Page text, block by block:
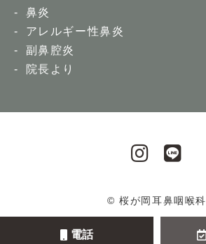
電話
鼻炎
アレルギー性鼻炎
副鼻腔炎
院長より
© 桜が岡耳鼻咽喉科